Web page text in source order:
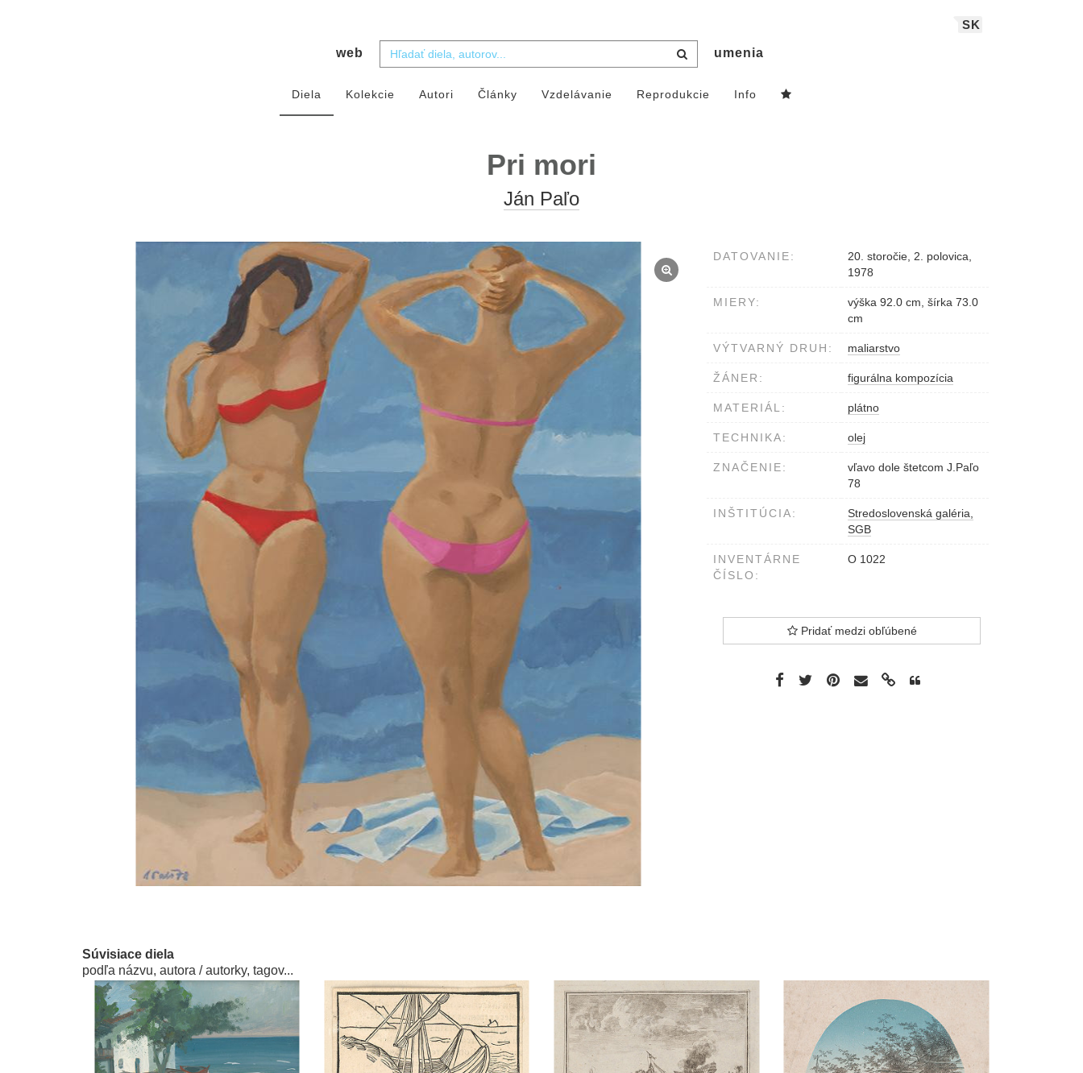
SK
web umenia
Diela Kolekcie Autori Články Vzdelávanie Reprodukcie Info
Pri mori
Ján Paľo
DATOVANIE:
20. storočie, 2. polovica,
1978
MIERY:
výška 92.0 cm, šírka 73.0
cm
VÝTVARNÝ DRUH: maliarstvo
ŽÁNER: figurálna kompozícia
MATERIÁL: plátno
TECHNIKA: olej
ZNAČENIE:
vľavo dole štetcom J.Paľo
78
INŠTITÚCIA:
Stredoslovenská galéria,
SGB
INVENTÁRNE
ČÍSLO:
O 1022
Pridať medzi obľúbené
Súvisiace diela
podľa názvu, autora / autorky, tagov...